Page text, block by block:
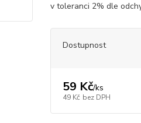
v toleranci 2% dle
Dostupnost
59 Kč/ks
49 Kč bez DPH